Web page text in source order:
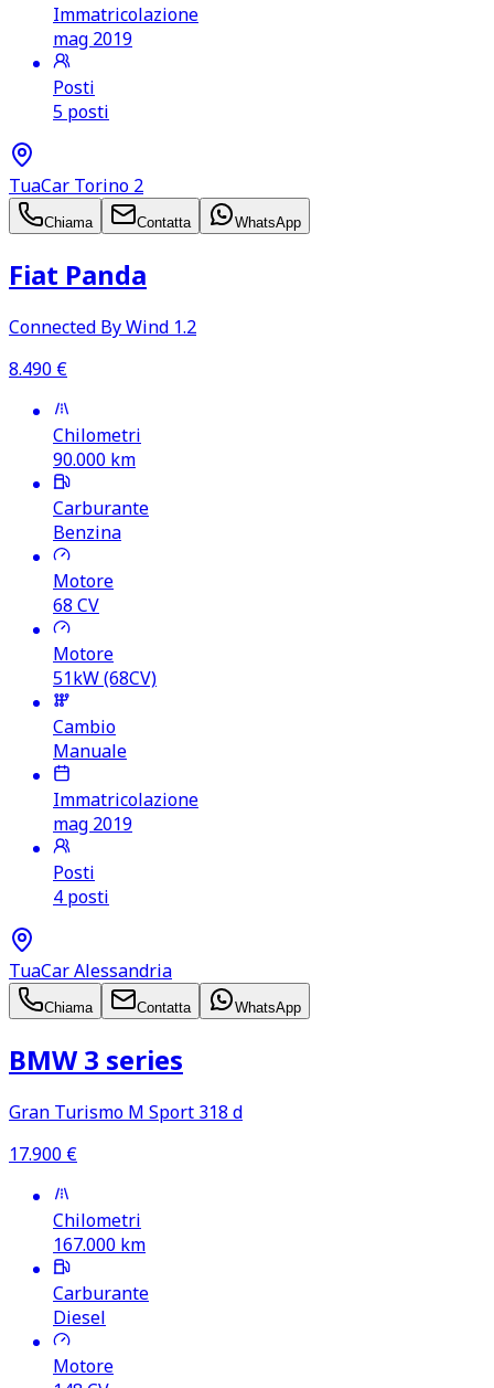
Immatricolazione
mag 2019
Posti
5 posti
TuaCar Torino 2
Chiama Contatta WhatsApp
Fiat Panda
Connected By Wind 1.2
8.490 €
Chilometri
90.000 km
Carburante
Benzina
Motore
68 CV
Motore
51kW (68CV)
Cambio
Manuale
Immatricolazione
mag 2019
Posti
4 posti
TuaCar Alessandria
Chiama Contatta WhatsApp
BMW 3 series
Gran Turismo M Sport 318 d
17.900 €
Chilometri
167.000 km
Carburante
Diesel
Motore